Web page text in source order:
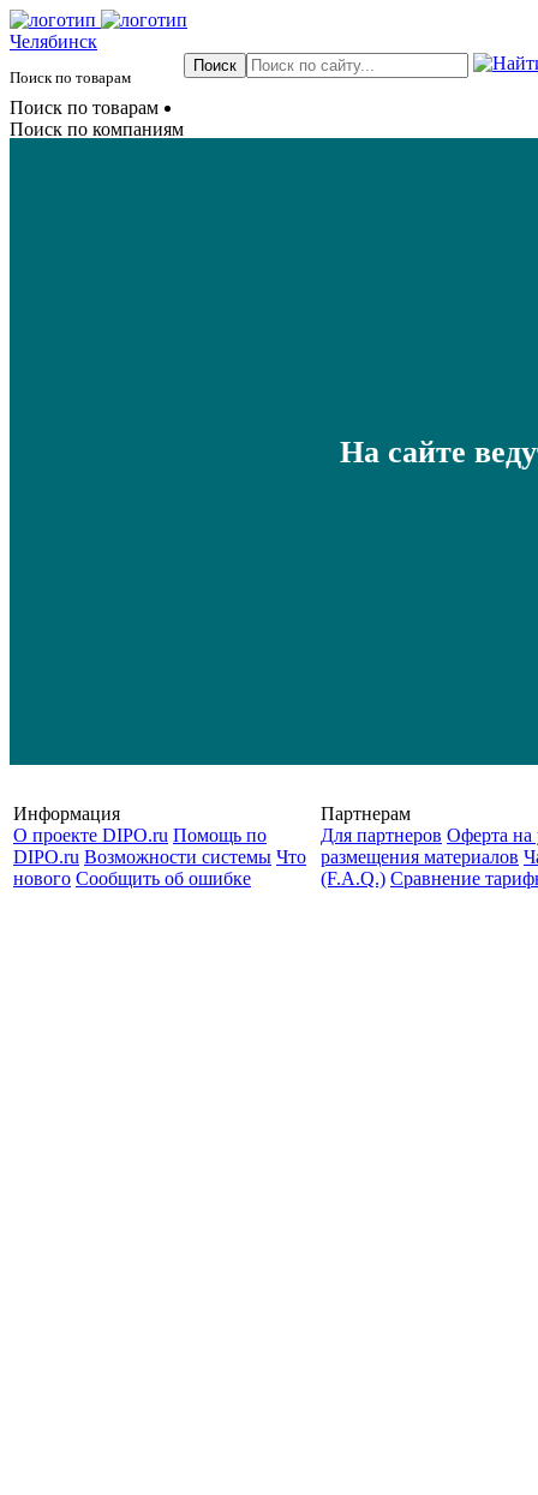
Челябинск
Поиск по товарам
Поиск по товарам
Поиск по компаниям
На сайте
Информация
О проекте DIPO.ru Помощь по
DIPO.ru Возможности системы Что
нового Сообщить об ошибке
Партнерам
Для партнеров Оферта на
размещения материалов
(F.A.Q.) Cравнение